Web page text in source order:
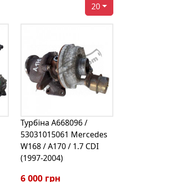
20
Турбіна A668096 /
53031015061 Mercedes
W168 / A170 / 1.7 CDI
(1997-2004)
6 000 грн